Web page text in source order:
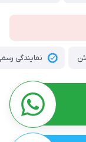
نمایندگی